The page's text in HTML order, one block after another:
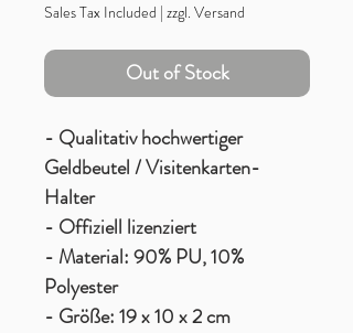
Sales Tax Included | zzgl. Versand
Out of Stock
- Qualitativ hochwertiger
Geldbeutel / Visitenkarten-
Halter
- Offiziell lizenziert
- Material: 90% PU, 10%
Polyester
- Größe: 19 x 10 x 2 cm